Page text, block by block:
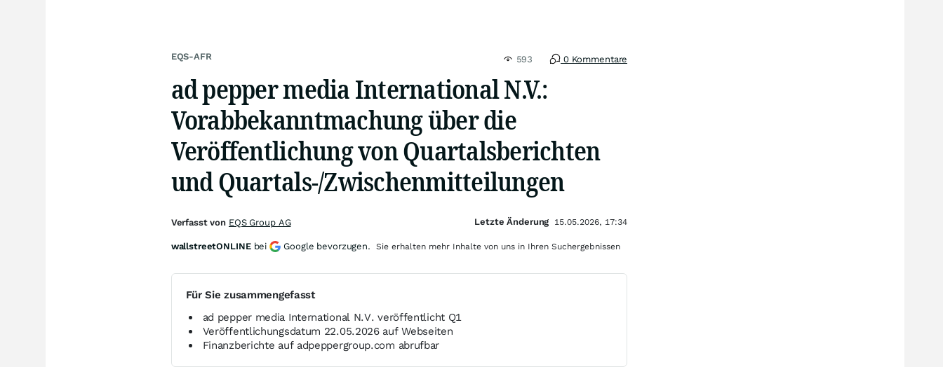
EQS-AFR 593 0 Kommentare
ad pepper media International N.V.:
Vorabbekanntmachung über die
Veröffentlichung von Quartalsberichten
und Quartals-/Zwischenmitteilungen
Für Sie zusammengefasst
ad pepper media International N.V. veröffentlicht Q1
Veröffentlichungsdatum 22.05.2026 auf Webseiten
Finanzberichte auf adpeppergroup.com abrufbar
Verfasst von EQS Group AG Letzte Änderung 15.05.2026, 17:34
wallstreetONLINE bei Google bevorzugen. Sie erhalten mehr Inhalte von uns in Ihren Suchergebnissen